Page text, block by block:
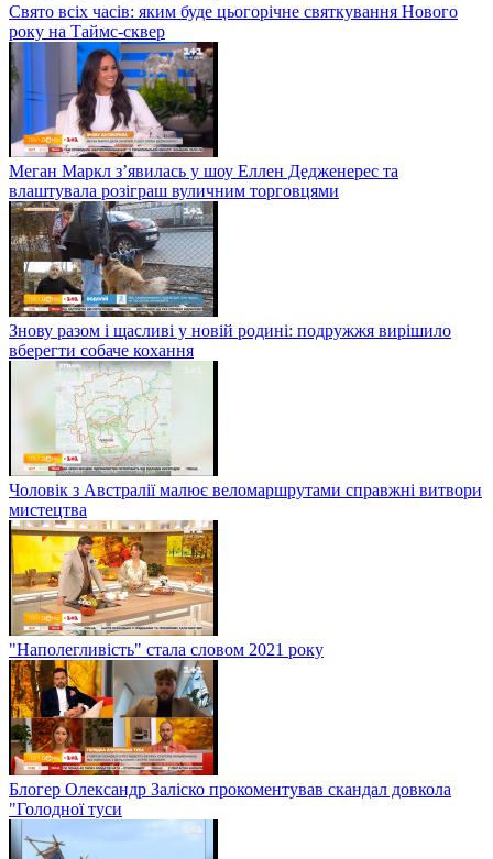
Свято всіх часів: яким буде цьогорічне святкування Нового
року на Таймс-сквер
Меган Маркл з’явилась у шоу Еллен Дедженерес та
влаштувала розіграш вуличним торговцями
Знову разом і щасливі у новій родині: подружжя вирішило
вберегти собаче кохання
Чоловік з Австралії малює веломаршрутами справжні витвори
мистецтва
"Наполегливість" стала словом 2021 року
Блогер Олександр Заліско прокоментував скандал довкола
"Голодної туси